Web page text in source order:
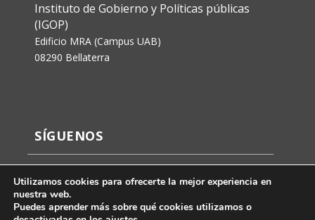
Instituto de Gobierno y Políticas públicas
(IGOP)
Edificio MRA (Campus UAB)
08290 Bellaterra
SÍGUENOS
Utilizamos cookies para ofrecerte la mejor experiencia en
nuestra web.
Puedes aprender más sobre qué cookies utilizamos o